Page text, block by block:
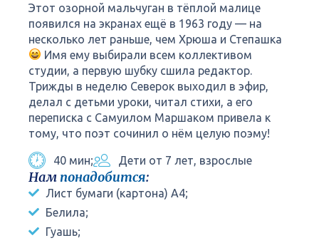
Этот озорной мальчуган в тёплой малице
появился на экранах ещё в 1963 году — на
несколько лет раньше, чем Хрюша и Степашка
Имя ему выбирали всем коллективом
студии, а первую шубку сшила редактор.
Трижды в неделю Северок выходил в эфир,
делал с детьми уроки, читал стихи, а его
переписка с Самуилом Маршаком привела к
тому, что поэт сочинил о нём целую поэму!
40 мин; Дети от 7 лет, взрослые
Нам понадобится:
Лист бумаги (картона) А4;
Белила;
Гуашь;